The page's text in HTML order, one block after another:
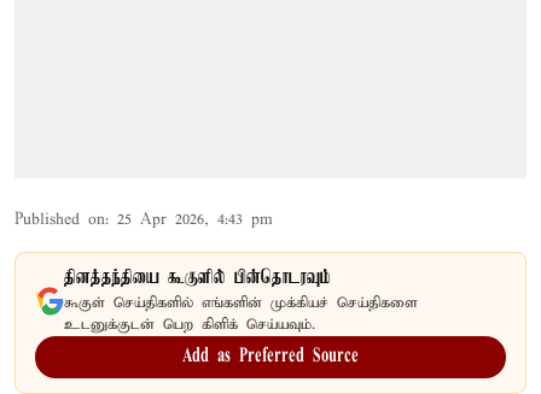
Published on: 25 Apr 2026, 4:43 pm
தினத்தந்தியை கூகுளில் பின்தொடரவும்
கூகுள் செய்திகளில் எங்களின் முக்கியச் செய்திகளை
உடனுக்குடன் பெற கிளிக் செய்யவும்.
Add as Preferred Source